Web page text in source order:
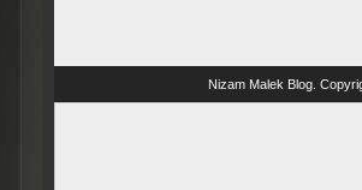
Nizam Malek Blog .